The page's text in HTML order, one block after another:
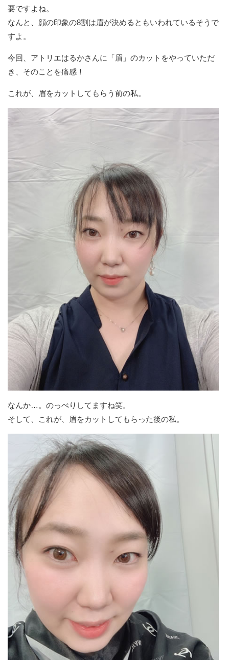
要ですよね。
なんと、顔の印象の8割は眉が決めるともいわれているそうで
すよ。
今回、アトリエはるかさんに「眉」のカットをやっていただ
き、そのことを痛感！
これが、眉をカットしてもらう前の私。
なんか…。のっぺりしてますね笑。
そして、これが、眉をカットしてもらった後の私。